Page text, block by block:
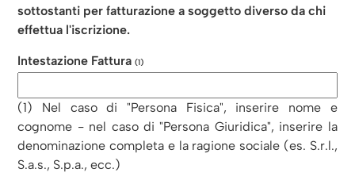
sottostanti per fatturazione a soggetto diverso da chi
effettua l'iscrizione.
Intestazione Fattura(1)
(1) Nel caso di "Persona Fisica", inserire nome e
cognome - nel caso di "Persona Giuridica", inserire la
denominazione completa e la ragione sociale (es. S.r.l.,
S.a.s., S.p.a., ecc.)